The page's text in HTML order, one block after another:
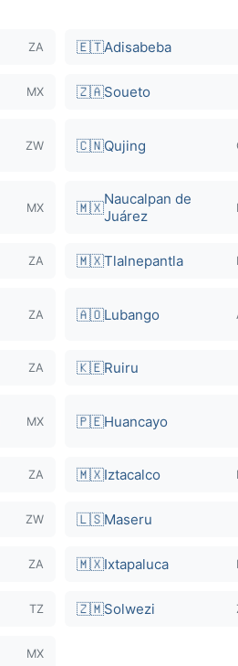
ZA 🇪🇹Adisabeba
MX 🇿🇦Soueto
ZW 🇨🇳Qujing
MX 🇲🇽Naucalpan de
Juárez
ZA 🇲🇽Tlalnepantla
ZA 🇦🇴Lubango
ZA 🇰🇪Ruiru
MX 🇵🇪Huancayo
ZA 🇲🇽Iztacalco
ZW 🇱🇸Maseru
ZA 🇲🇽Ixtapaluca
TZ 🇿🇲Solwezi
MX